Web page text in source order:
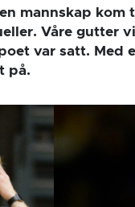
mannskap kom
Våre gutter
var satt. Med
på.